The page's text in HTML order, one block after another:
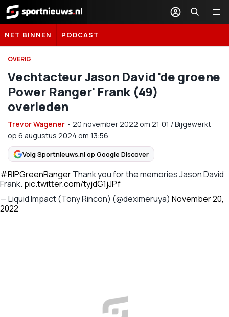
Sportnieuws.nl
NET BINNEN PODCAST
OVERIG
Vechtacteur Jason David 'de groene
Power Ranger' Frank (49)
overleden
Trevor Wagener • 20 november 2022 om 21:01 /Bijgewerkt
op 6 augustus 2024 om 13:56
Volg Sportnieuws.nl op Google Discover
#RIPGreenRangerThank you for the memories Jason David
Frank. pic.twitter.com/tyjdG1jJPf
— Liquid Impact (Tony Rincon) (@deximeruya) November 20,
2022